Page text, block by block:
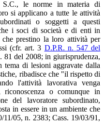
le norme in materia di
si applicano a tutte le attività
o soggetti a questi
i soci di società e di enti in
prestino la loro attività per
(cfr. art. 3 D.P.R. n. 547 del
del 2008; in giurisprudenza,
di lesioni aggravate dalla
ribadisce che "il rispetto di
l'attività lavorativa venga
riconoscenza o comunque in
del lavoratore subordinato,
in essere in un ambiente che
05, n. 2383; Cass. 19/03/91,